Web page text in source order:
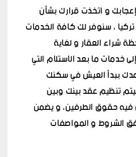
و اتخذت قرارك بشأن
، سنوفر لك كافة الخدمات
شراء العقار و لغاية
خدمات ما بعد الاستلام التي
ببدأ العيش في سكنك
تنظيم عقد بينك وبين
فيه حقوق الطرفين، و يضمن
الشروط و المواصفات